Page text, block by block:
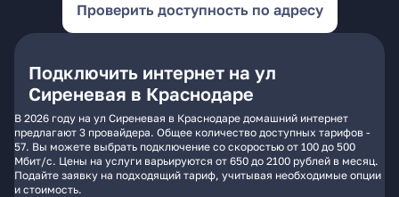
Проверить доступность по адресу
Подключить интернет на ул
Сиреневая в Краснодаре
В 2026 году на ул Сиреневая в Краснодаре домашний интернет
предлагают 3 провайдера. Общее количество доступных тарифов -
57. Вы можете выбрать подключение со скоростью от 100 до 500
Мбит/с. Цены на услуги варьируются от 650 до 2100 рублей в месяц.
Подайте заявку на подходящий тариф, учитывая необходимые опции
и стоимость.